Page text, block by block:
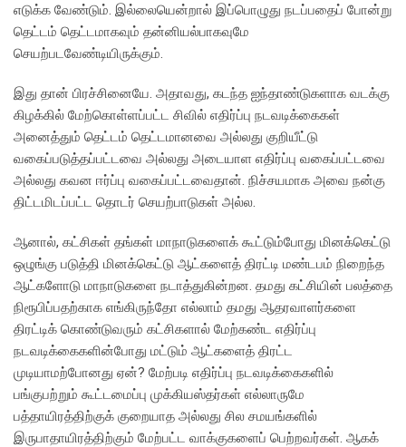
எடுக்க வேண்டும். இல்லையென்றால் இப்பொழுது நடப்பதைப் போன்று
தெட்டம் தெட்டமாகவும் தன்னியல்பாகவுமே
செயற்படவேண்டியிருக்கும்.
இது தான் பிரச்சினையே. அதாவது, கடந்த ஐந்தாண்டுகளாக வடக்கு
கிழக்கில் மேற்கொள்ளப்பட்ட சிவில் எதிர்ப்பு நடவடிக்கைகள்
அனைத்தும் தெட்டம் தெட்டமானவை அல்லது குறியீட்டு
வகைப்படுத்தப்பட்டவை அல்லது அடையாள எதிர்ப்பு வகைப்பட்டவை
அல்லது கவன ஈர்ப்பு வகைப்பட்டவைதான். நிச்சயமாக அவை நன்கு
திட்டமிடப்பட்ட தொடர் செயற்பாடுகள் அல்ல.
ஆனால், கட்சிகள் தங்கள் மாநாடுகளைக் கூட்டும்போது மினக்கெட்டு
ஒழுங்கு படுத்தி மினக்கெட்டு ஆட்களைத் திரட்டி மண்டபம் நிறைந்த
ஆட்களோடு மாநாடுகளை நடாத்துகின்றன. தமது கட்சியின் பலத்தை
நிரூபிப்பதற்காக எங்கிருந்தோ எல்லாம் தமது ஆதரவாளர்களை
திரட்டிக் கொண்டுவரும் கட்சிகளால் மேற்கண்ட எதிர்ப்பு
நடவடிக்கைகளின்போது மட்டும் ஆட்களைத் திரட்ட
முடியாமற்போனது ஏன்? மேற்படி எதிர்ப்பு நடவடிக்கைகளில்
பங்குபற்றும் கூட்டமைப்பு முக்கியஸ்தர்கள் எல்லாருமே
பத்தாயிரத்திற்குக் குறையாத அல்லது சில சமயங்களில்
இருபாதாயிரத்திற்கும் மேற்பட்ட வாக்குகளைப் பெற்றவர்கள். ஆகக்